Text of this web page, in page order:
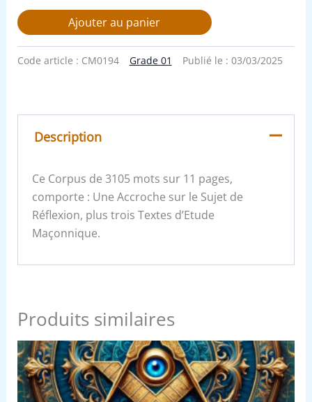
Ajouter au panier
Code article : CM0194 Grade 01 Publié le : 03/03/2025
Description
Ce Corpus de 3105 mots sur 11 pages,
comporte : Une Accroche sur le Sujet de
Réflexion, plus trois Textes d’Etude
Maçonnique.
Produits similaires